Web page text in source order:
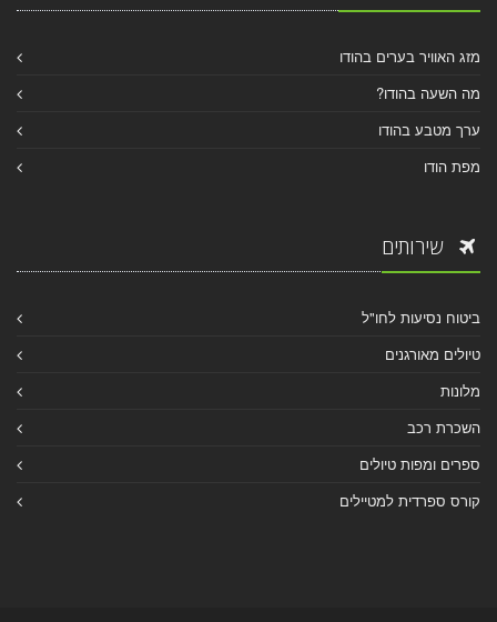
מזג האוויר בערים בהודו
מה השעה בהודו?
ערך מטבע בהודו
מפת הודו
שירותים
ביטוח נסיעות לחו"ל
טיולים מאורגנים
מלונות
השכרת רכב
ספרים ומפות טיולים
קורס ספרדית למטיילים